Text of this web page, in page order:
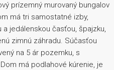
prízemný murovaný bungalov
má tri samostatné izby,
jedálenskou časťou, špajzku,
zimnú záhradu. Súčasťou
na 5 ár pozemku, s
má podlahové kúrenie, je